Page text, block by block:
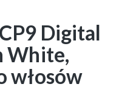
Digital
White,
włosów